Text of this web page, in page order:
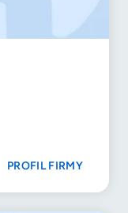
PROFIL FIRMY